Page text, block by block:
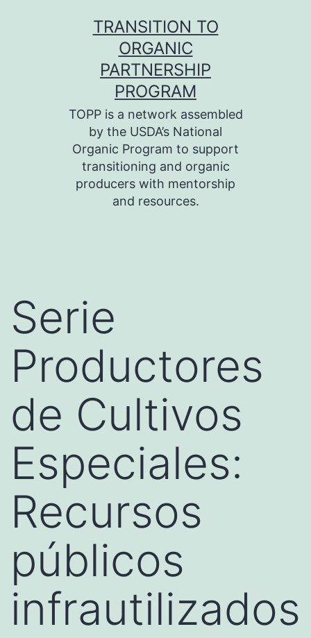
TRANSITION TO
ORGANIC
PARTNERSHIP
PROGRAM
TOPP is a network assembled
by the USDA’s National
Organic Program to support
transitioning and organic
producers with mentorship
and resources.
Serie
Productores
de Cultivos
Especiales:
Recursos
públicos
infrautilizados